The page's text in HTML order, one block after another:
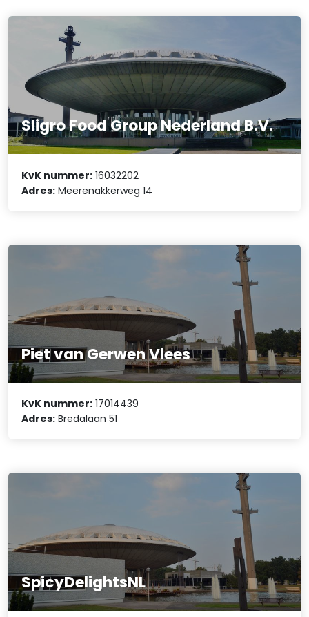
Sligro Food Group Nederland B.V.
KvK nummer: 16032202
Adres: Meerenakkerweg 14
Piet van Gerwen Vlees
KvK nummer: 17014439
Adres: Bredalaan 51
SpicyDelightsNL